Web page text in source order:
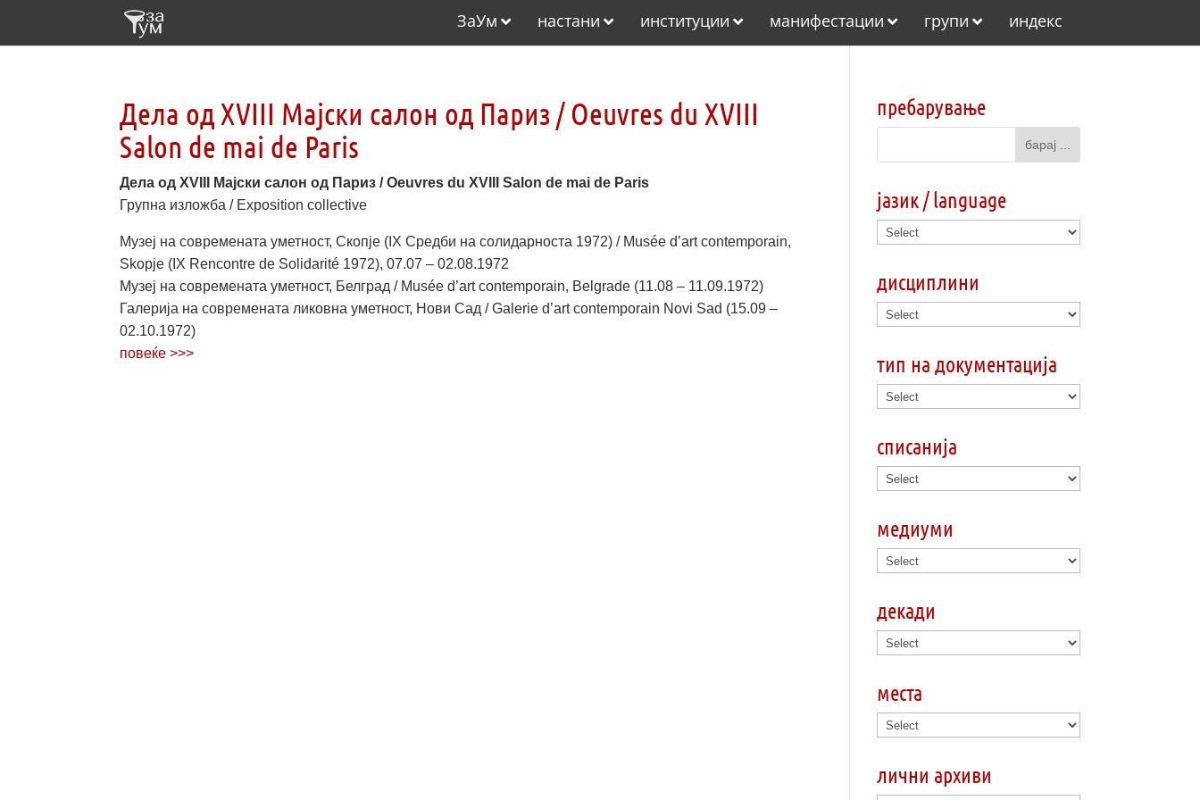
ЗаУм настани институции манифестации групи индекс
Дела од XVIII Мајски салон од Париз / Oeuvres du XVIII
Salon de mai de Paris
Дела од XVIII Мајски салон од Париз / Oeuvres du XVIII Salon de mai de Paris
Групна изложба / Exposition collective
Музеј на современата уметност, Скопје (IX Средби на солидарноста 1972) / Musée d’art contemporain,
Skopje (IX Rencontre de Solidarité 1972), 07.07 – 02.08.1972
Музеј на современата уметност, Белград / Musée d’art contemporain, Belgrade (11.08 – 11.09.1972)
Галерија на современата ликовна уметност, Нови Сад / Galerie d’art contemporain Novi Sad (15.09 –
02.10.1972)
повеќе >>>
пребарување
јазик / language
дисциплини
тип на документација
списанија
медиуми
декади
места
лични архиви